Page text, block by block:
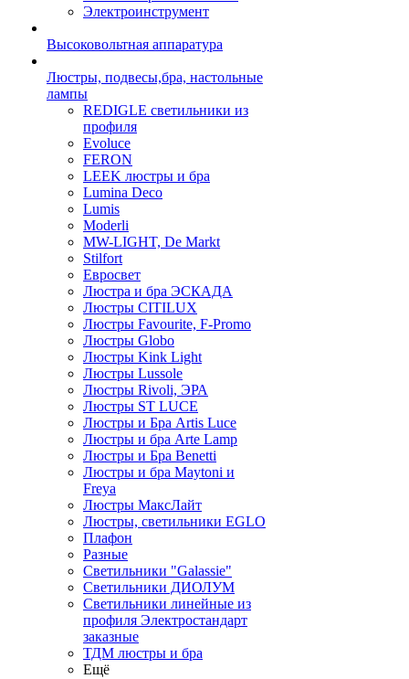
Электроинструмент
Высоковольтная аппаратура
Люстры, подвесы,бра, настольные
лампы
REDIGLE светильники из
профиля
Evoluce
FERON
LEEK люстры и бра
Lumina Deco
Lumis
Moderli
MW-LIGHT, De Markt
Stilfort
Евросвет
Люстра и бра ЭСКАДА
Люстры CITILUX
Люстры Favourite, F-Promo
Люстры Globo
Люстры Kink Light
Люстры Lussole
Люстры Rivoli, ЭРА
Люстры ST LUCE
Люстры и Бра Artis Luce
Люстры и бра Arte Lamp
Люстры и Бра Benetti
Люстры и бра Maytoni и
Freya
Люстры МаксЛайт
Люстры, светильники EGLO
Плафон
Разные
Светильники "Galassie"
Светильники ДИОЛУМ
Светильники линейные из
профиля Электростандарт
заказные
ТДМ люстры и бра
Ещё